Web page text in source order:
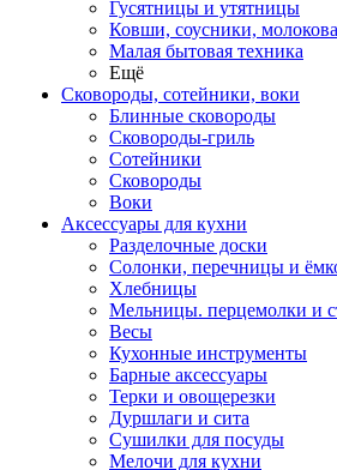
Гусятницы и утятницы
Ковши, соусники,
Малая бытовая техника
Ещё
Сковороды, сотейники, воки
Блинные сковороды
Сковороды-гриль
Сотейники
Сковороды
Воки
Аксессуары для кухни
Разделочные доски
Солонки, перечницы и
Хлебницы
Мельницы. перцемолки и
Весы
Кухонные инструменты
Барные аксессуары
Терки и овощерезки
Дуршлаги и сита
Сушилки для посуды
Мелочи для кухни